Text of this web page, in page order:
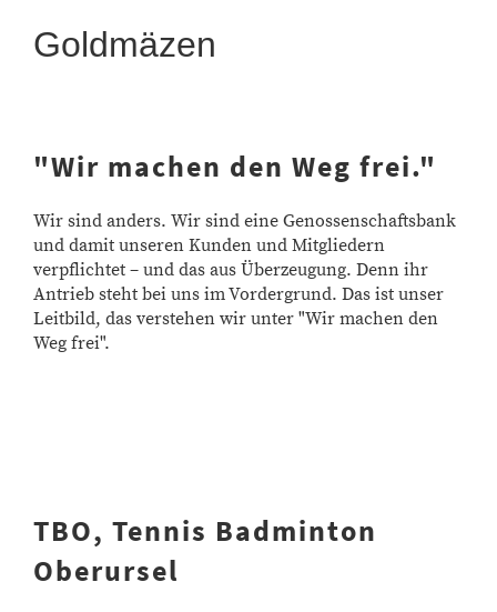
Goldmäzen
"Wir machen den Weg frei."
Wir sind anders. Wir sind eine Genossenschaftsbank
und damit unseren Kunden und Mitgliedern
verpflichtet – und das aus Überzeugung. Denn ihr
Antrieb steht bei uns im Vordergrund. Das ist unser
Leitbild, das verstehen wir unter "Wir machen den
Weg frei".
TBO, Tennis Badminton
Oberursel